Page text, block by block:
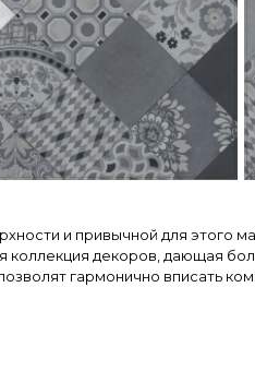
и привычной для этого
коллекция декоров, дающая
гармонично вписать